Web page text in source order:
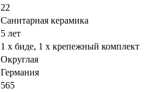
22
Санитарная керамика
5 лет
1 x биде, 1 x крепежный комплект
Округлая
Германия
565